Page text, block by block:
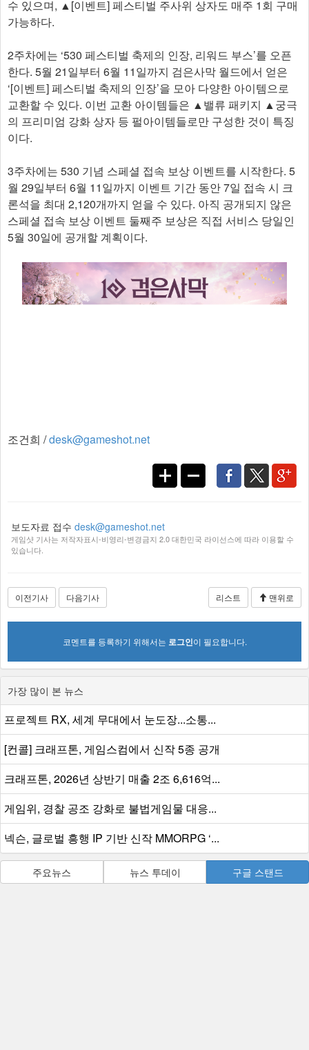
수 있으며, ▲[이벤트] 페스티벌 주사위 상자도 매주 1회 구매
가능하다.
2주차에는 ‘530 페스티벌 축제의 인장, 리워드 부스’를 오픈
한다. 5월 21일부터 6월 11일까지 검은사막 월드에서 얻은
‘[이벤트] 페스티벌 축제의 인장’을 모아 다양한 아이템으로
교환할 수 있다. 이번 교환 아이템들은 ▲밸류 패키지 ▲궁극
의 프리미엄 강화 상자 등 펄아이템들로만 구성한 것이 특징
이다.
3주차에는 530 기념 스페셜 접속 보상 이벤트를 시작한다. 5
월 29일부터 6월 11일까지 이벤트 기간 동안 7일 접속 시 크
론석을 최대 2,120개까지 얻을 수 있다. 아직 공개되지 않은
스페셜 접속 보상 이벤트 둘째주 보상은 직접 서비스 당일인
5월 30일에 공개할 계획이다.
조건희 /desk@gameshot.net
보도자료 접수 desk@gameshot.net
게임샷 기사는 저작자표시-비영리-변경금지 2.0 대한민국 라이선스에 따라 이용할 수
있습니다.
이전기사 다음기사 리스트 맨위로
코멘트를 등록하기 위해서는 로그인이 필요합니다.
가장 많이 본 뉴스
프로젝트 RX, 세계 무대에서 눈도장...소통...
[컨콜] 크래프톤, 게임스컴에서 신작 5종 공개
크래프톤, 2026년 상반기 매출 2조 6,616억...
게임위, 경찰 공조 강화로 불법게임물 대응...
넥슨, 글로벌 흥행 IP 기반 신작 MMORPG ‘...
주요뉴스 뉴스 투데이 구글 스탠드